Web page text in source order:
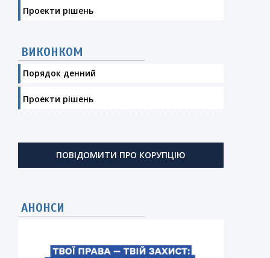
Проекти рішень
ВИКОНКОМ
Порядок денний
Проекти рішень
ПОВІДОМИТИ ПРО КОРУПЦІЮ
АНОНСИ